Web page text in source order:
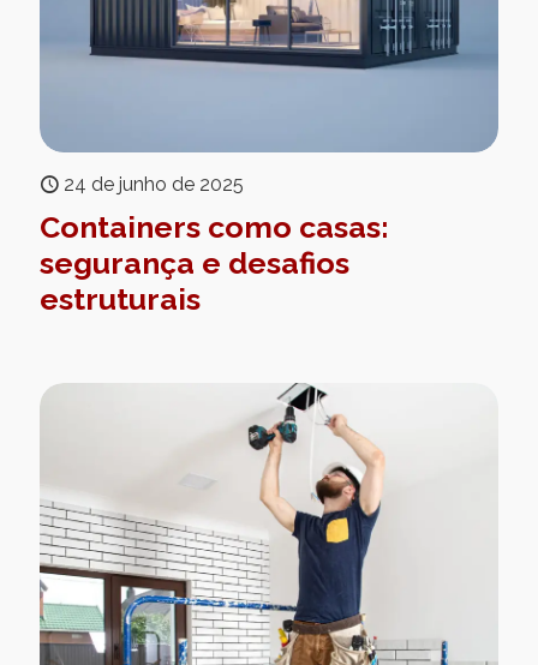
24 de junho de 2025
Containers como casas:
segurança e desafios
estruturais